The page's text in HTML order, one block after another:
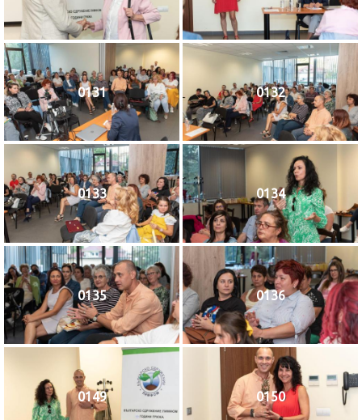
0131 0132
0133 0134
0135 0136
0149 0150